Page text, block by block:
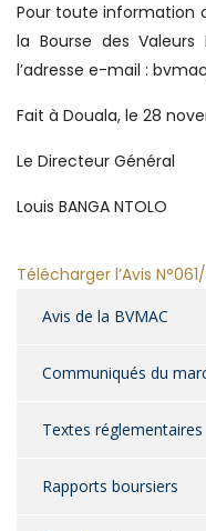
Pour toute information
la Bourse des Valeurs
l’adresse e-mail :
Fait à Douala, le 28
Le Directeur Général
Louis BANGA NTOLO
Télécharger l’Avis
Avis de la BVMAC
Communiqués du
Textes réglementaires
Rapports boursiers